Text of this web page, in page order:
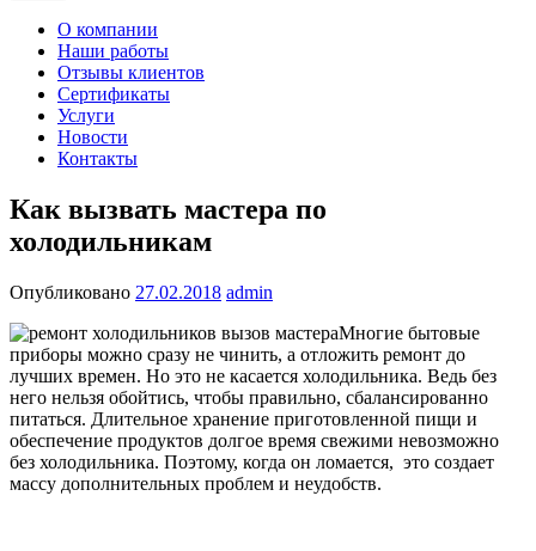
О компании
Наши работы
Отзывы клиентов
Сертификаты
Услуги
Новости
Контакты
Как вызвать мастера по
холодильникам
Опубликовано 27.02.2018 admin
Многие бытовые
приборы можно сразу не чинить, а отложить ремонт до
лучших времен. Но это не касается холодильника. Ведь без
него нельзя обойтись, чтобы правильно, сбалансированно
питаться. Длительное хранение приготовленной пищи и
обеспечение продуктов долгое время свежими невозможно
без холодильника. Поэтому, когда он ломается, это создает
массу дополнительных проблем и неудобств.